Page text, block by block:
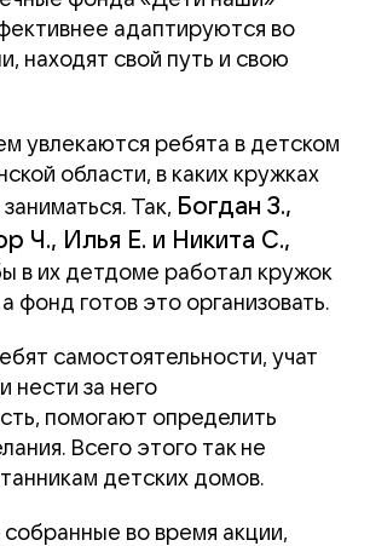
адаптируются во
находят свой путь и свою
увлекаются ребята в детском
области, в каких кружках
Так, Богдан З.,
Ч., Илья Е. и Никита С.,
в их детдоме работал кружок
фонд готов это организовать.
самостоятельности, учат
нести за него
помогают определить
Всего этого так не
детских домов.
во время акции,